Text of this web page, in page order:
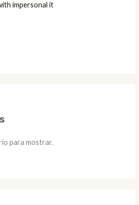
impersonal it
para mostrar.